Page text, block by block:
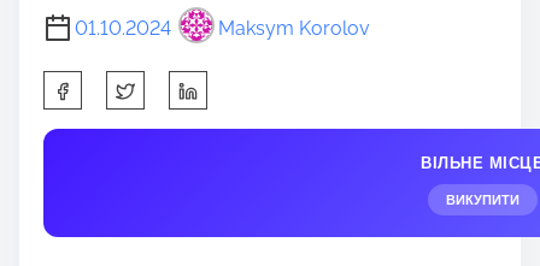
01.10.2024 Maksym Korolov
h
a
t
ВІЛЬНЕ
ВИКУПИТИ